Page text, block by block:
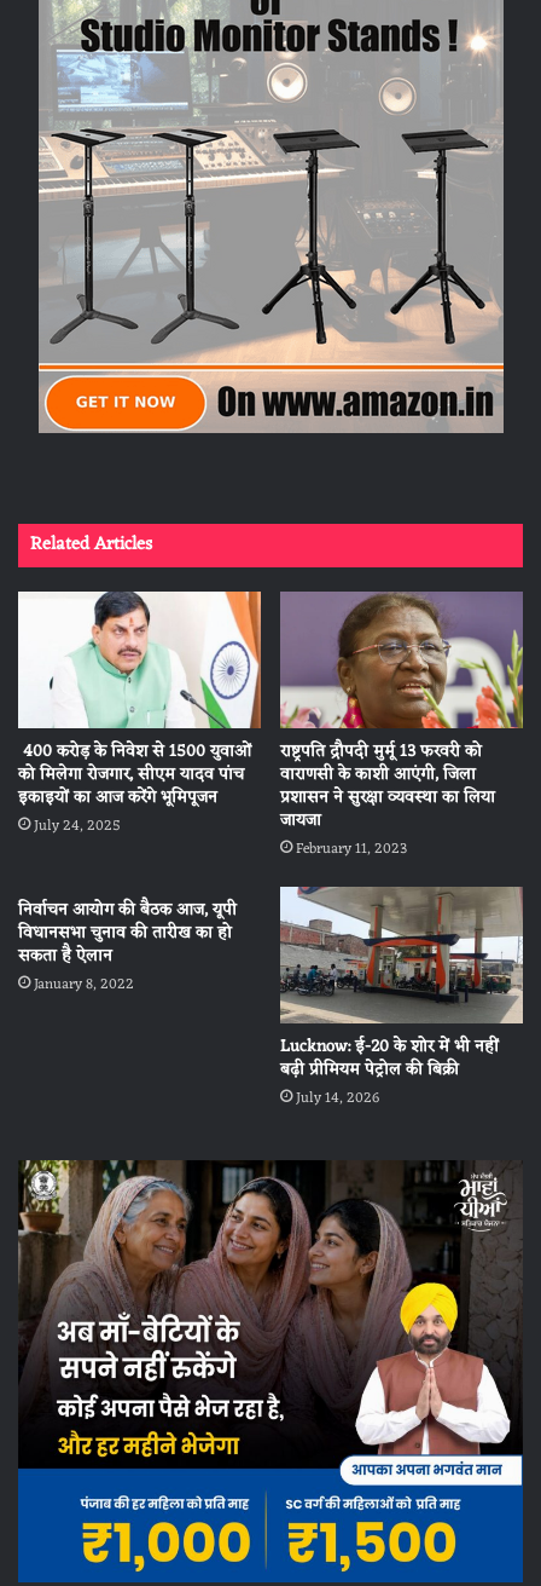
Related Articles
400 करोड़ के निवेश से 1500 युवाओं
को मिलेगा रोजगार, सीएम यादव पांच
इकाइयों का आज करेंगे भूमिपूजन
July 24, 2025
राष्ट्रपति द्रौपदी मुर्मू 13 फरवरी को
वाराणसी के काशी आएंगी, जिला
प्रशासन ने सुरक्षा व्यवस्था का लिया
जायजा
February 11, 2023
निर्वाचन आयोग की बैठक आज, यूपी
विधानसभा चुनाव की तारीख का हो
सकता है ऐलान
January 8, 2022
Lucknow: ई-20 के शोर में भी नहीं
बढ़ी प्रीमियम पेट्रोल की बिक्री
July 14, 2026